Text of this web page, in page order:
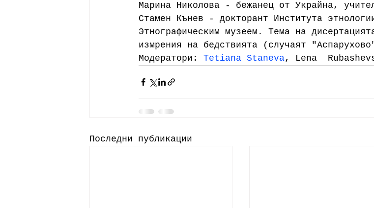
Марина Николова - бежанец от Украйна,
Стамен Кънев - докторант Института
Этнографическим музеем. Тема на
измрения на бедствията (случаят
Модератори: Tetiana Staneva, Lena
Последни публикации